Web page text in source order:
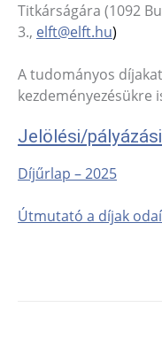
Titkárságára (1092
3., elft@elft.hu)
A tudományos
kezdeményezésükre
Jelölési/
Díjűrlap – 2025
Útmutató a díjak